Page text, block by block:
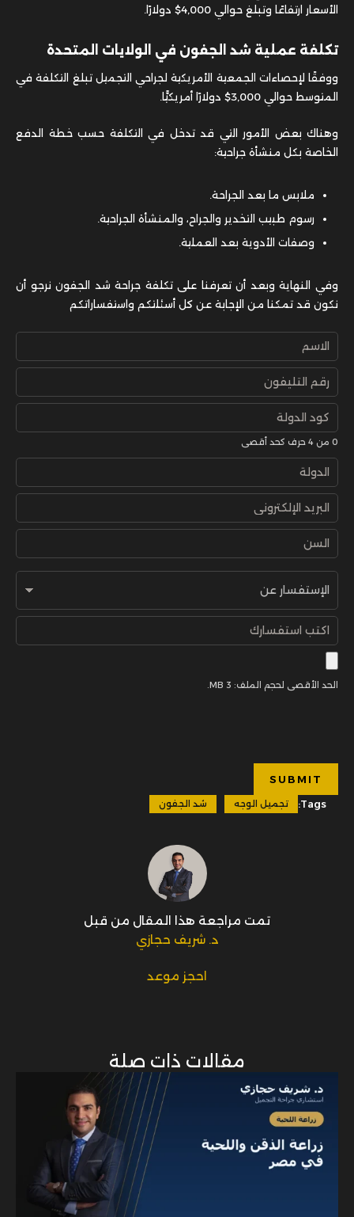
الأسعار ارتفاعًا وتبلغ حوالي 4,000$ دولارًا.
تكلفة عملية شد الجفون في الولايات المتحدة
ووفقًا لإحصاءات الجمعية الأمريكية لجراحي التجميل تبلغ التكلفة في
المتوسط حوالي 3,000$ دولارًا أمريكيًّا.
وهناك بعض الأمور التي قد تدخل في التكلفة حسب خطة الدفع
الخاصة بكل منشأة جراحية:
ملابس ما بعد الجراحة.
رسوم طبيب التخدير والجراح، والمنشأة الجراحية.
وصفات الأدوية بعد العملية.
وفي النهاية وبعد أن تعرفنا على تكلفة جراحة شد الجفون نرجو أن
نكون قد تمكنا من الإجابة عن كل أسئلتكم واستفساراتكم
0 من 4 حرف كحد أقصى
الحد الأقصى لحجم الملف: 3 MB.
Tags: تجميل الوجه شد الجفون
تمت مراجعة هذا المقال من قبل
د. شريف حجازي
احجز موعد
مقالات ذات صلة